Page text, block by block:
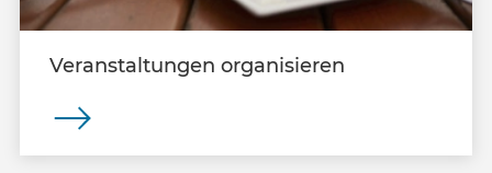
Veranstaltungen organisieren